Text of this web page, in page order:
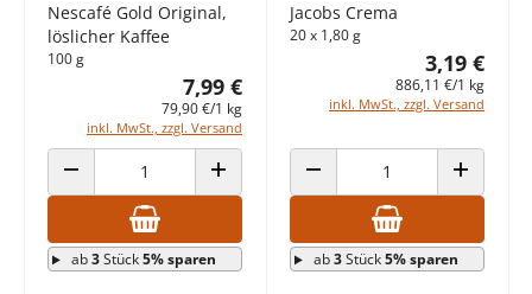
Nescafé Gold Original,
löslicher Kaffee
100 g
7,99 €
79,90 €/1 kg
inkl. MwSt., zzgl. Versand
ANZAHL VERRINGERN ANZAHL ERHÖHEN
ab3Stück5% sparen
Jacobs Crema
20 x 1,80 g
3,19 €
886,11 €/1 kg
inkl. MwSt., zzgl. Versand
ANZAHL VERRINGERN ANZAHL
ab3Stück5% sparen